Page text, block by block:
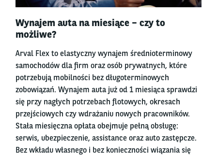
column
Wynajem auta na miesiące – czy to
możliwe?
Arval Flex to elastyczny wynajem średnioterminowy
samochodów dla firm oraz osób prywatnych, które
potrzebują mobilności bez długoterminowych
zobowiązań. Wynajem auta już od 1 miesiąca sprawdzi
się przy nagłych potrzebach flotowych, okresach
przejściowych czy wdrażaniu nowych pracowników.
Stała miesięczna opłata obejmuje pełną obsługę:
serwis, ubezpieczenie, assistance oraz auto zastępcze.
Bez wkładu własnego i bez konieczności wiązania się